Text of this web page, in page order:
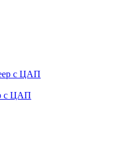
с ЦАП